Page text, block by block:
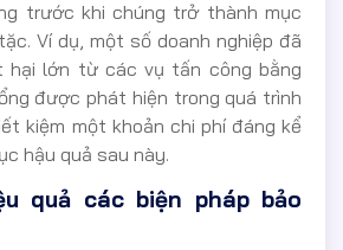
trước khi chúng trở thành mục
Ví dụ, một số doanh nghiệp đã
hại lớn từ các vụ tấn công bằng
được phát hiện trong quá trình
kiệm một khoản chi phí đáng kể
hậu quả sau này.
quả các biện pháp bảo